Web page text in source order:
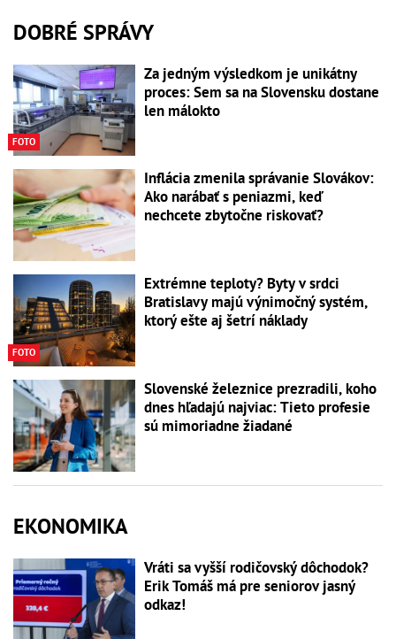
DOBRÉ SPRÁVY
FOTO
Za jedným výsledkom je unikátny
proces: Sem sa na Slovensku dostane
len málokto
Inflácia zmenila správanie Slovákov:
Ako narábať s peniazmi, keď
nechcete zbytočne riskovať?
FOTO
Extrémne teploty? Byty v srdci
Bratislavy majú výnimočný systém,
ktorý ešte aj šetrí náklady
Slovenské železnice prezradili, koho
dnes hľadajú najviac: Tieto profesie
sú mimoriadne žiadané
EKONOMIKA
Vráti sa vyšší rodičovský dôchodok?
Erik Tomáš má pre seniorov jasný
odkaz!